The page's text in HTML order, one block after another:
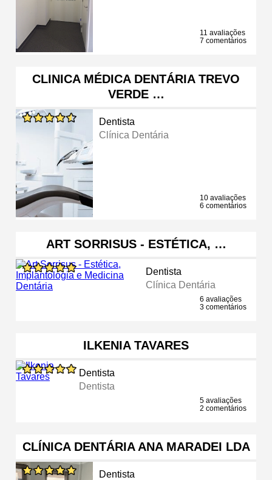
11 avaliações
7 comentários
CLINICA MÉDICA DENTÁRIA TREVO
VERDE …
Dentista
Clínica Dentária
10 avaliações
6 comentários
ART SORRISUS - ESTÉTICA, …
Dentista
Clínica Dentária
6 avaliações
3 comentários
ILKENIA TAVARES
Dentista
Dentista
5 avaliações
2 comentários
CLÍNICA DENTÁRIA ANA MARADEI LDA
Dentista